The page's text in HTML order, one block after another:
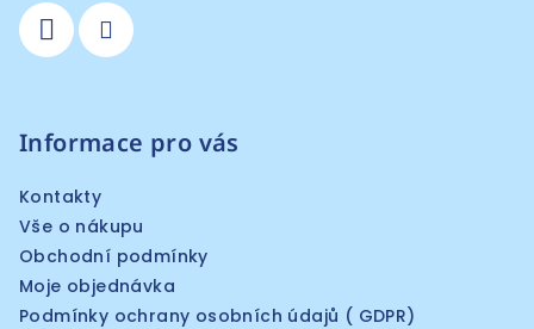
Informace pro vás
Kontakty
Vše o nákupu
Obchodní podmínky
Moje objednávka
Podmínky ochrany osobních údajů ( GDPR)